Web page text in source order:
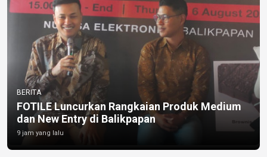
BERITA
FOTILE Luncurkan Rangkaian Produk Medium
dan New Entry di Balikpapan
9 jam yang lalu